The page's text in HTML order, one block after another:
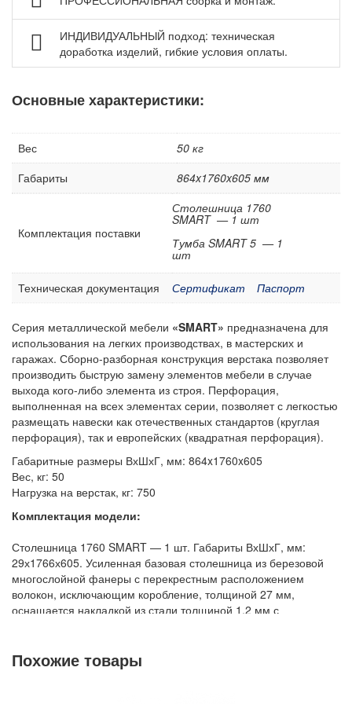
Аксессуары для верстаков Gresson
Аксессуары для столов промышленных Gresson
Оборудование для дымоудаления и фильтрации
Нестандартные верстаки, столы по индивидуальному
Шкафы инструментальные
Тумбы, шкафы и тележки диагностические /
Антистатическая мебель ESD
Мебель для чистых помещений
Перфорированные панели, подвесы и крюки
Хранение метизов и мелких деталей
Пластиковые лотки и ячейки
Стеллажи металлические
Шкафы металлические
Сейфы
Рабочие стулья
Тележки ручные для перевозки грузов
Колеса и колесные опоры
Аксессуары для сварки
Контейнеры производственные
Грузоподъемное оборудование
Нестандартные изделия
Платформы подкатные SF
ИНДИВИДУАЛЬНЫЙ подход: техническая
доработка изделий, гибкие условия оплаты.
Основные характеристики:
Вес
50 кг
Габариты
864x1760x605 мм
Комплектация поставки
Столешница 1760
SMART — 1 шт
Тумба SMART 5 — 1
шт
Техническая документация Сертификат Паспорт
Серия металлической мебели «SMART» предназначена для
использования на легких производствах, в мастерских и
гаражах. Сборно-разборная конструкция верстака позволяет
производить быструю замену элементов мебели в случае
выхода кого-либо элемента из строя. Перфорация,
выполненная на всех элементах серии, позволяет с легкостью
размещать навески как отечественных стандартов (круглая
перфорация), так и европейских (квадратная перфорация).
Габаритные размеры ВхШхГ, мм: 864x1760x605
Вес, кг: 50
Нагрузка на верстак, кг: 750
Комплектация модели:
Столешница 1760 SMART — 1 шт. Габариты ВхШхГ, мм:
29х1766х605. Усиленная базовая столешница из березовой
многослойной фанеры с перекрестным расположением
волокон, исключающим коробление, толщиной 27 мм,
оснащается накладкой из стали толщиной 1,2 мм с
Тумба с 5-мя выдвижными ящиками оснащена центральным
Похожие товары